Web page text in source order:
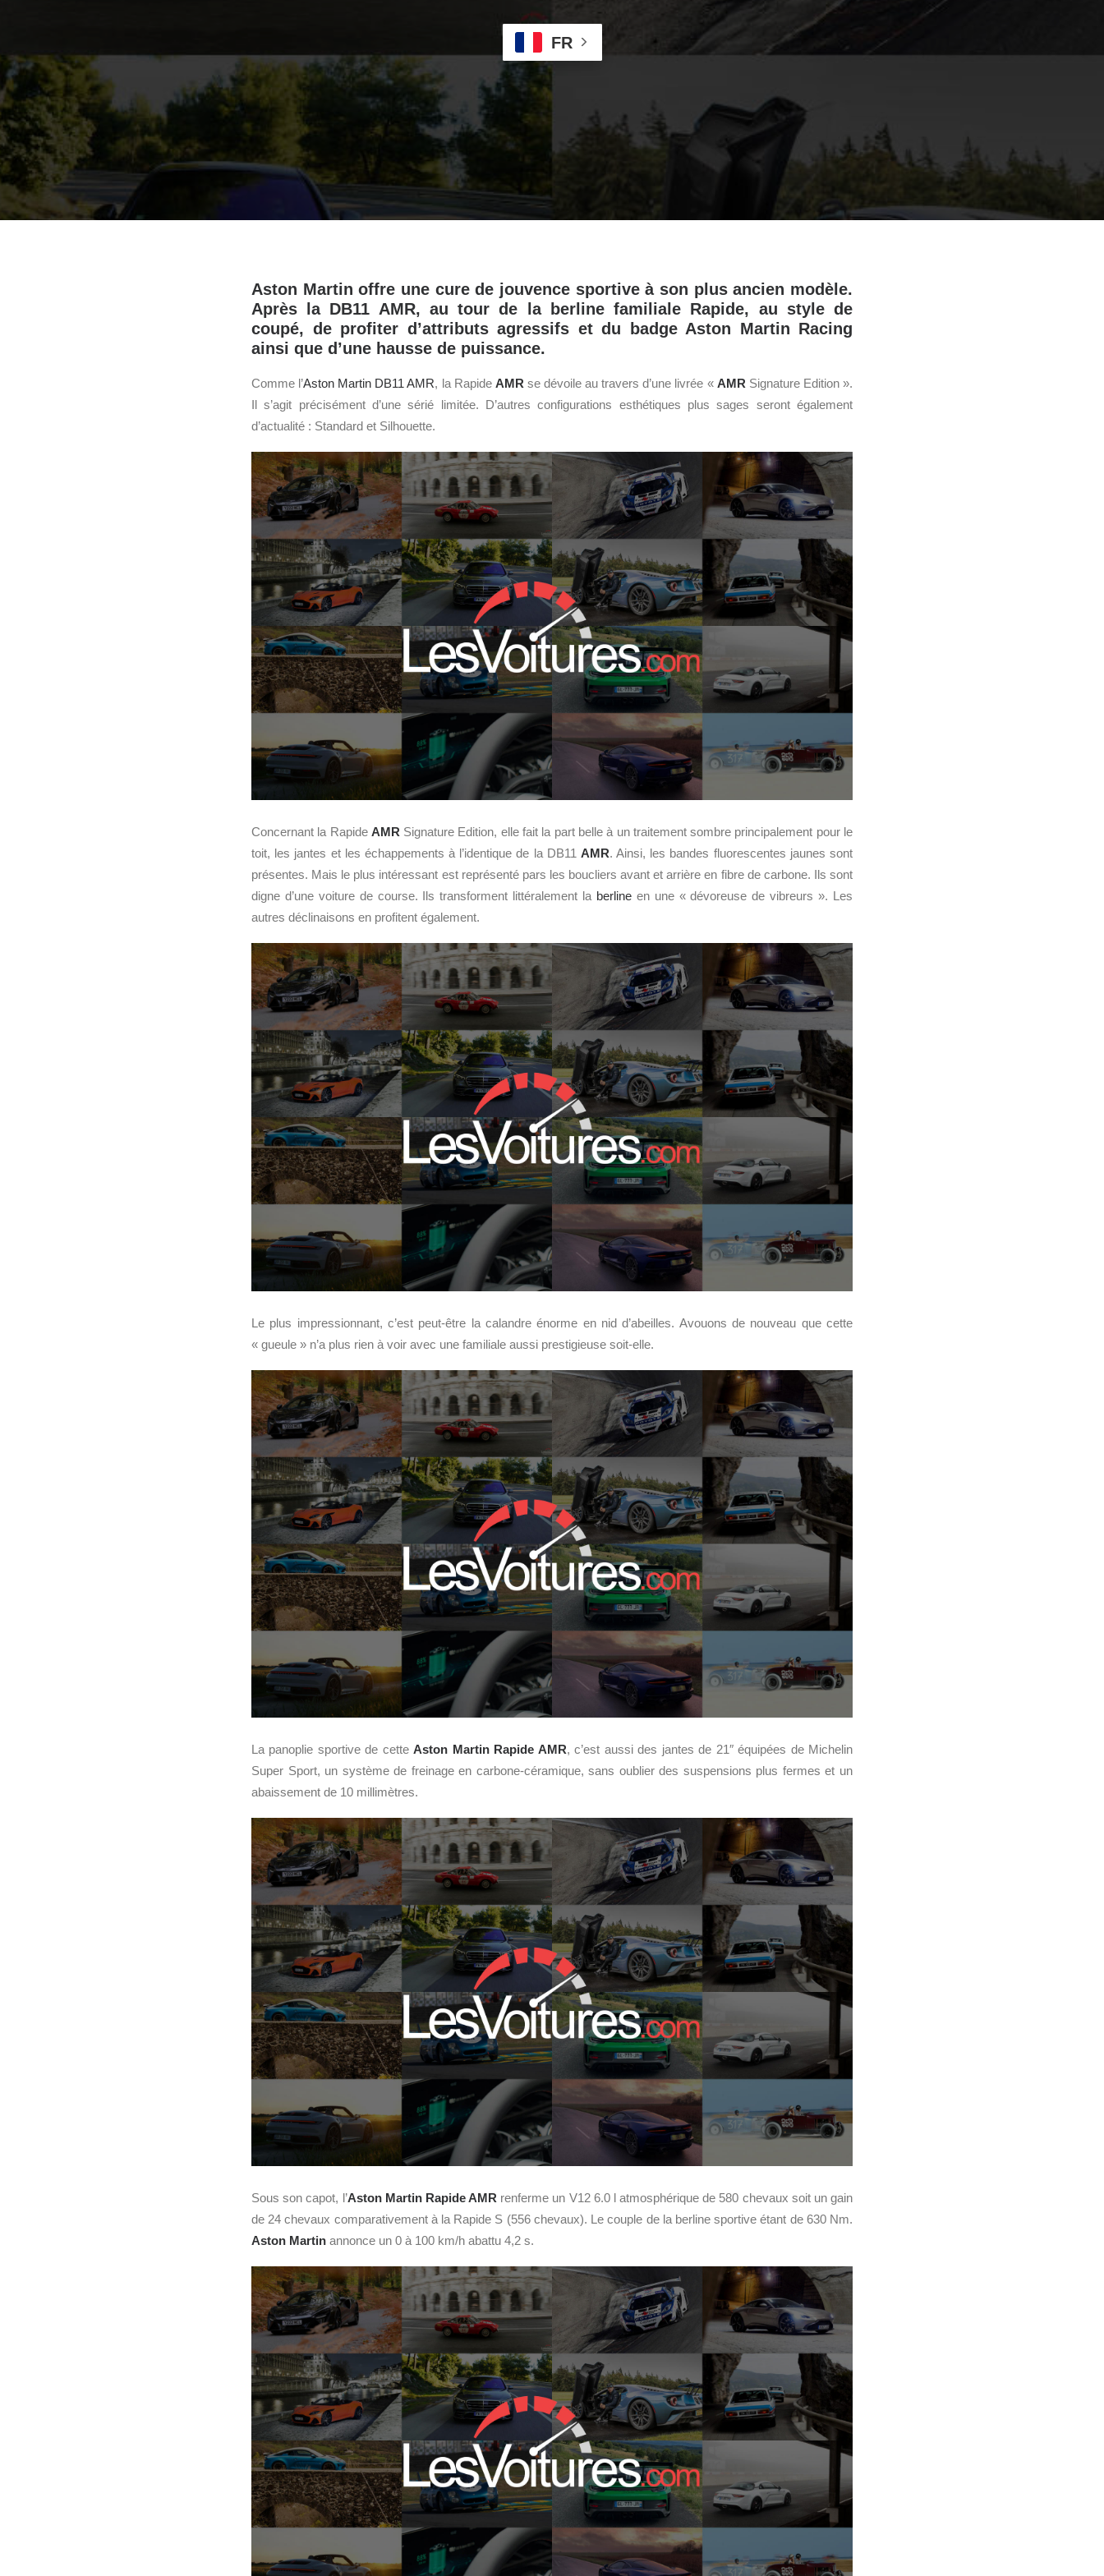
FR
Aston Martin offre une cure de jouvence sportive à son plus ancien modèle.
Après la DB11 AMR, au tour de la berline familiale Rapide, au style de
coupé, de profiter d’attributs agressifs et du badge Aston Martin Racing
ainsi que d’une hausse de puissance.
Comme l’Aston Martin DB11 AMR, la Rapide AMR se dévoile au travers d’une livrée « AMR Signature Edition ».
Il s’agit précisément d’une sérié limitée. D’autres configurations esthétiques plus sages seront également
d’actualité : Standard et Silhouette.
Concernant la Rapide AMR Signature Edition, elle fait la part belle à un traitement sombre principalement pour le
toit, les jantes et les échappements à l’identique de la DB11 AMR. Ainsi, les bandes fluorescentes jaunes sont
présentes. Mais le plus intéressant est représenté pars les boucliers avant et arrière en fibre de carbone. Ils sont
digne d’une voiture de course. Ils transforment littéralement la berlineen une « dévoreuse de vibreurs ». Les
autres déclinaisons en profitent également.
Le plus impressionnant, c’est peut-être la calandre énorme en nid d’abeilles. Avouons de nouveau que cette
« gueule » n’a plus rien à voir avec une familiale aussi prestigieuse soit-elle.
La panoplie sportive de cetteAston MartinRapide AMR, c’est aussi des jantes de 21″ équipées de Michelin
Super Sport, un système de freinage en carbone-céramique, sans oublier des suspensions plus fermes et un
abaissement de 10 millimètres.
Sous son capot, l’Aston Martin Rapide AMR renferme un V12 6.0 l atmosphérique de 580 chevaux soit un gain
de 24 chevaux comparativement à la Rapide S (556 chevaux). Le couple de la berline sportive étant de 630 Nm.
Aston Martin annonce un 0 à 100 km/h abattu 4,2 s.